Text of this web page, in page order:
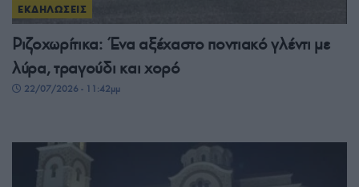
ΕΚΔΗΛΩΣΕΙΣ
Ριζοχωρίτικα: Ένα αξέχαστο ποντιακό γλέντι με
λύρα, τραγούδι και χορό
22/07/2026 - 11:42μμ